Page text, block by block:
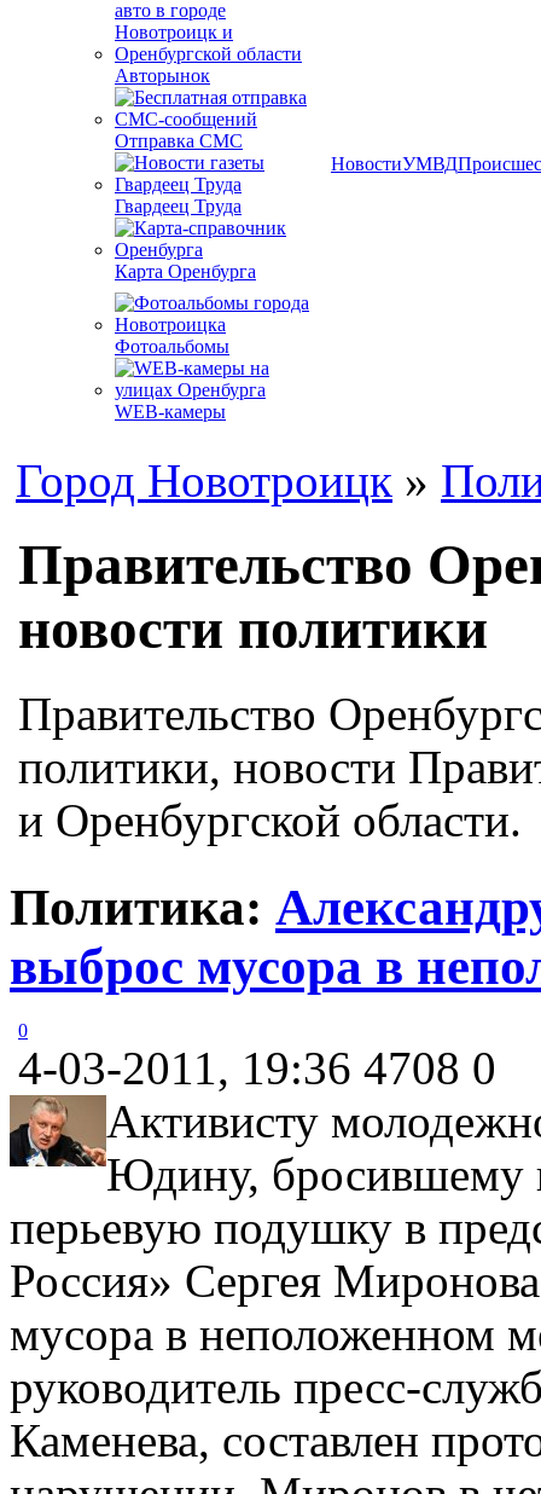
Авторынок
Отправка СМС
Гвардеец Труда
Карта Оренбурга
Фотоальбомы
WEB-камеры
НовостиУМВД
Город Новотроицк »
Правительство
новости политики
Правительство
политики, новости
и Оренбургской области.
Политика:
выброс мусора в
0
4-03-2011, 19:36 4708 0
Активисту
Юдину, бросившему
перьевую подушку в
Россия» Сергея
мусора в неположенном
руководитель пресс-
Каменева, составлен